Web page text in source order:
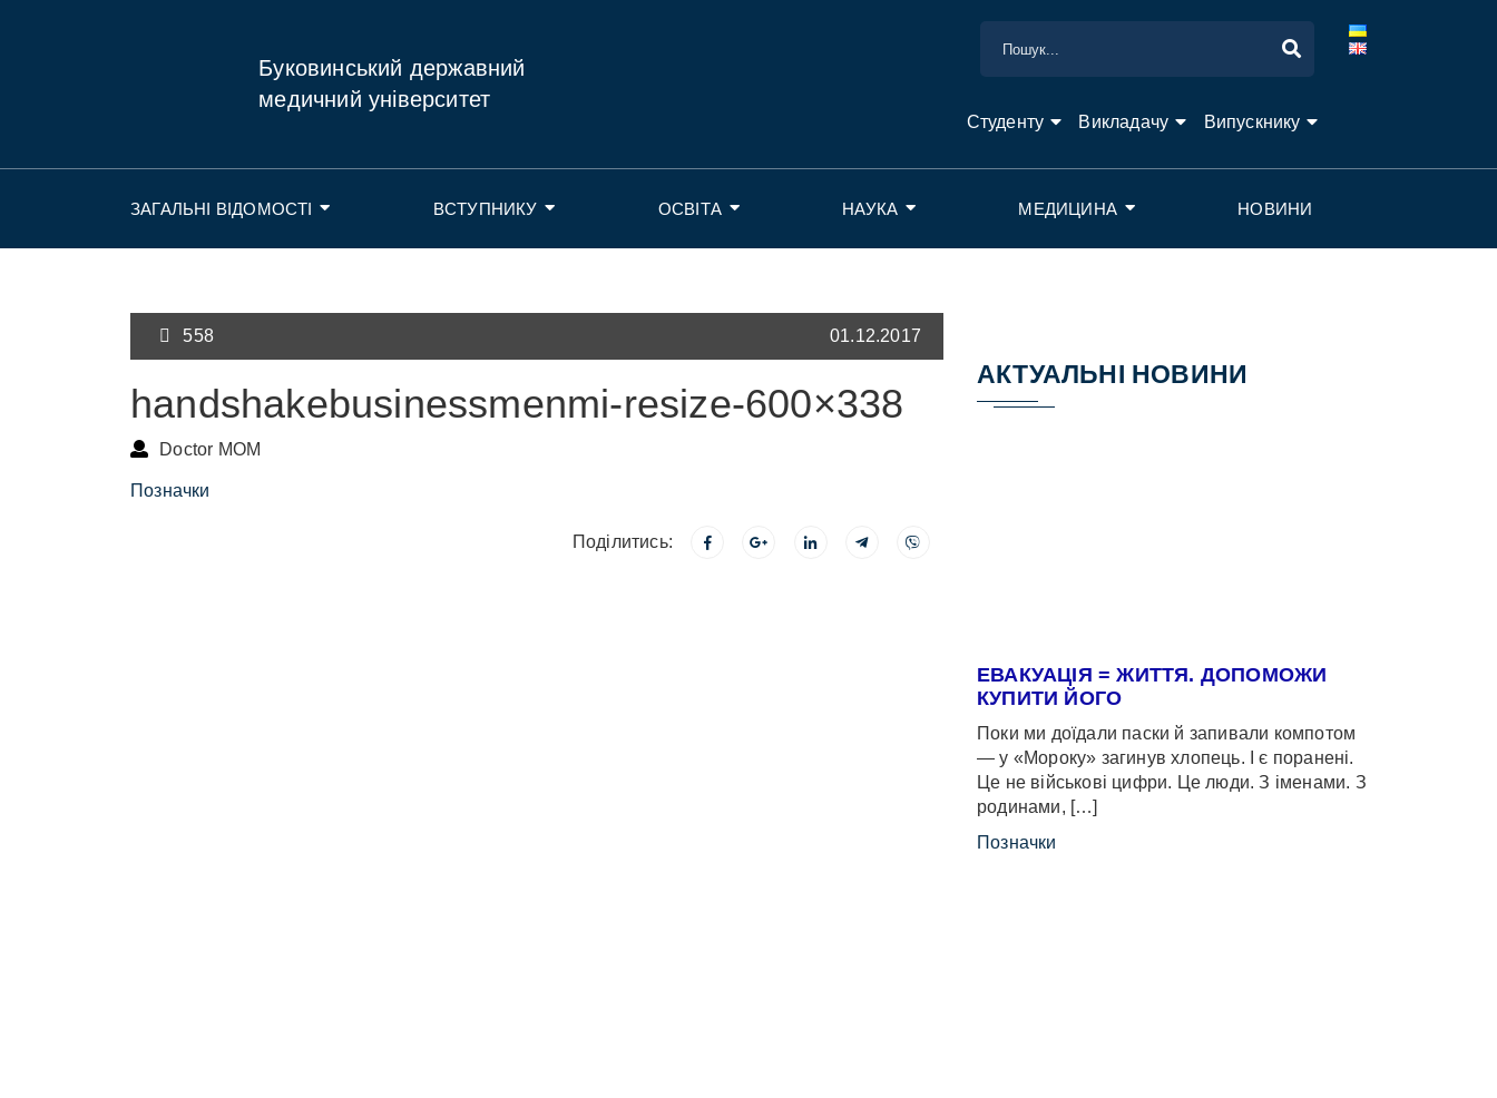
Буковинський державний
медичний університет
Студенту Викладачу Випускнику
ЗАГАЛЬНІ ВІДОМОСТІ ВСТУПНИКУ ОСВІТА НАУКА МЕДИЦИНА НОВИНИ
558 01.12.2017
handshakebusinessmenmi-resize-600×338
Doctor MOM
Позначки
Поділитись:
АКТУАЛЬНІ НОВИНИ
ЕВАКУАЦІЯ = ЖИТТЯ. ДОПОМОЖИ
КУПИТИ ЙОГО
Поки ми доїдали паски й запивали компотом
— у «Мороку» загинув хлопець. І є поранені.
Це не військові цифри. Це люди. З іменами. З
родинами, […]
Позначки